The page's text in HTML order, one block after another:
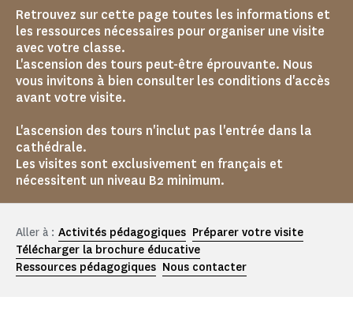
Retrouvez sur cette page toutes les informations et
les ressources nécessaires pour organiser une visite
avec votre classe.
L'ascension des tours peut-être éprouvante. Nous
vous invitons à bien consulter les conditions d'accès
avant votre visite.
L'ascension des tours n'inclut pas l'entrée dans la
cathédrale.
Les visites sont exclusivement en français et
nécessitent un niveau B2 minimum.
Aller à : Activités pédagogiques Préparer votre visite
Télécharger la brochure éducative
Ressources pédagogiques Nous contacter